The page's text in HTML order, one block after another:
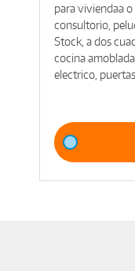
para viviendaa
consultorio,
Stock, a dos
cocina
electrico,